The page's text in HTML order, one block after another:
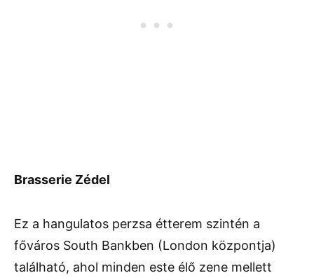
Brasserie Zédel
Ez a hangulatos perzsa étterem szintén a
főváros South Bankben (London központja)
található, ahol minden este élő zene mellett